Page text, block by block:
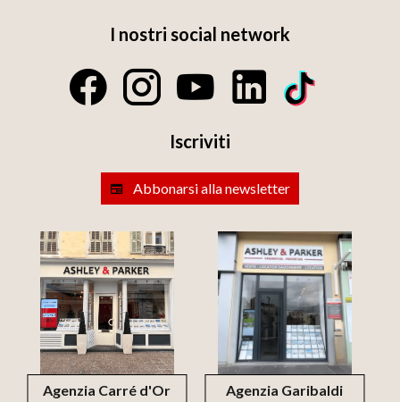
I nostri social network
Iscriviti
Abbonarsi alla newsletter
Agenzia Carré d'Or Agenzia Garibaldi